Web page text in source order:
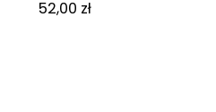
52,00 zł